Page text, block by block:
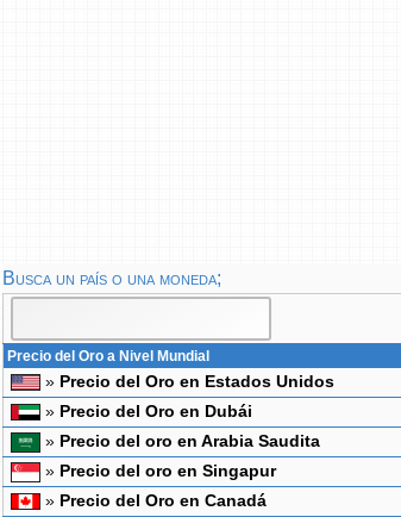
Busca un país o una moneda;
Precio del Oro a Nivel Mundial
» Precio del Oro en Estados Unidos
» Precio del Oro en Dubái
» Precio del oro en Arabia Saudita
» Precio del oro en Singapur
» Precio del Oro en Canadá